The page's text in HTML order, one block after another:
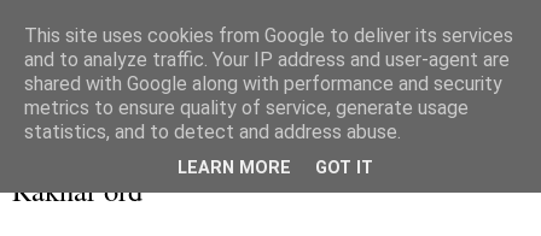
Räknar ord
This site uses cookies from Google to deliver its services
and to analyze traffic. Your IP address and user-agent are
shared with Google along with performance and security
metrics to ensure quality of service, generate usage
statistics, and to detect and address abuse.
LEARN MORE GOT IT